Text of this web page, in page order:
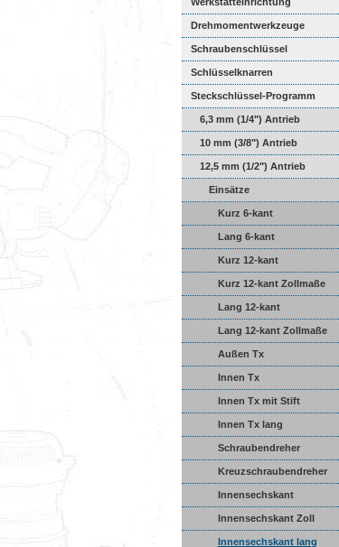
Drehmomentwerkzeuge
Schraubenschlüssel
Schlüsselknarren
Steckschlüssel-Programm
6,3 mm (1/4") Antrieb
10 mm (3/8") Antrieb
12,5 mm (1/2") Antrieb
Einsätze
Kurz 6-kant
Lang 6-kant
Kurz 12-kant
Kurz 12-kant Zollmaße
Lang 12-kant
Lang 12-kant Zollmaße
Außen Tx
Innen Tx
Innen Tx mit Stift
Innen Tx lang
Schraubendreher
Kreuzschraubendreher
Innensechskant
Innensechskant Zoll
Innensechskant lang